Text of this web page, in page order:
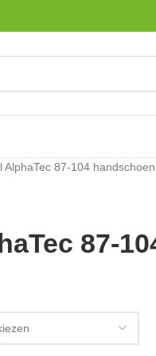
AlphaTec 87-104 handschoen
87-